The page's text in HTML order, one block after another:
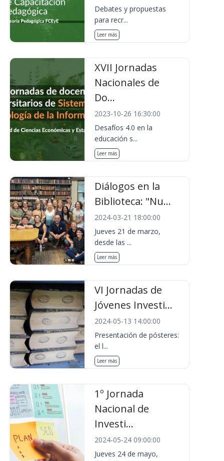
Debates y propuestas
para recr...
Leer más
XVII Jornadas
Nacionales de
Do...
2023-10-26 16:30:00
Desafíos 4.0 en la
educación s...
Leer más
Diálogos en la
Biblioteca: "Nu...
2024-03-21 18:00:00
Jueves 21 de marzo,
desde las ...
Leer más
VI Jornadas de
Jóvenes Investi...
2024-05-13 14:00:00
Presentación de pósteres:
el l...
Leer más
1º Jornada
Nacional de
Investi...
2024-05-24 09:00:00
Jueves 24 de mayo,